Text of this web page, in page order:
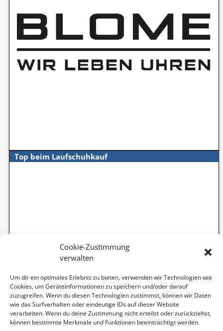
Cookie-Zustimmung
verwalten
Um dir ein optimales Erlebnis zu bieten, verwenden wir Technologien wie
Cookies, um Geräteinformationen zu speichern und/oder darauf
zuzugreifen. Wenn du diesen Technologien zustimmst, können wir Daten
wie das Surfverhalten oder eindeutige IDs auf dieser Website
verarbeiten. Wenn du deine Zustimmung nicht erteilst oder zurückziehst,
können bestimmte Merkmale und Funktionen beeinträchtigt werden.
Top beim Laufschuhkauf